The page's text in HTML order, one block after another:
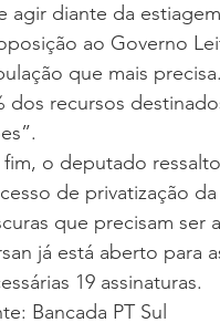
agir diante da
ao Governo
que mais
dos recursos
fim, o deputado
de privatização
que precisam ser
já está aberto para
19 assinaturas.
Bancada PT Sul